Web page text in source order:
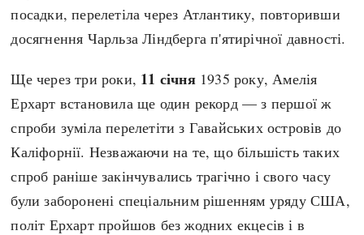
Америка
А(нта)рктика
Африка
Європа
Нові статті
Всі статті
Визначальні події
#Хештеги
Автори
посадки, перелетіла через Атлантику, повторивши
досягнення Чарльза Ліндберга п'ятирічної давності.
Ще через три роки, 11 січня1935 року, Амелія
Ерхарт встановила ще один рекорд — з першої ж
спроби зуміла перелетіти з Гавайських островів до
Каліфорнії. Незважаючи на те, що більшість таких
спроб раніше закінчувались трагічно і свого часу
були заборонені спеціальним рішенням уряду США,
політ Ерхарт пройшов без жодних екцесів і в